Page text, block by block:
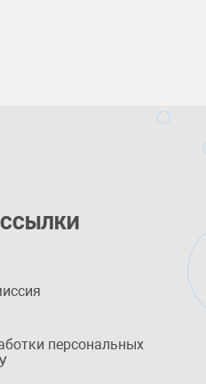
персональных